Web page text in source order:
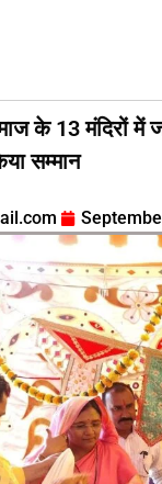
के 13 मंदिरों में
सम्मान